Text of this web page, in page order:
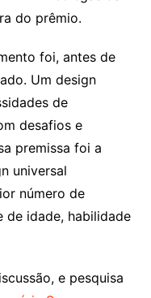
do prêmio.
foi, antes de
Um design
de
desafios e
premissa foi a
universal
número de
de idade, habilidade
e pesquisa